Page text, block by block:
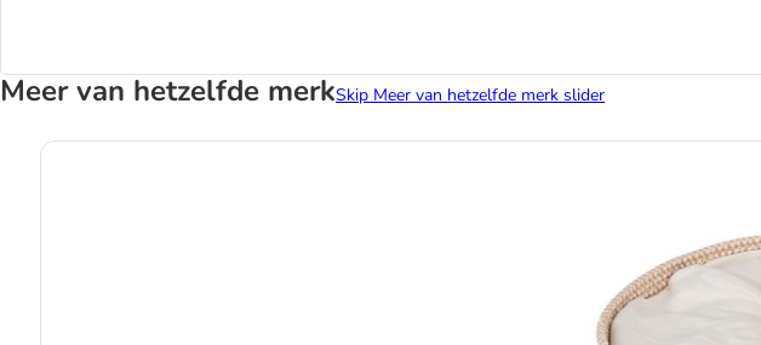
Meer van hetzelfde merkSkip Meer van hetzelfde merk slider